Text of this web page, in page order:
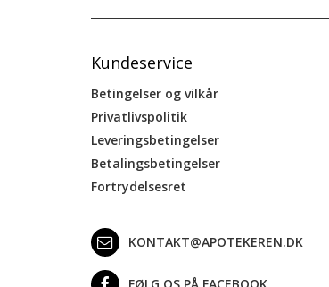
Kundeservice
Betingelser og vilkår
Privatlivspolitik
Leveringsbetingelser
Betalingsbetingelser
Fortrydelsesret
KONTAKT@APOTEKEREN.DK